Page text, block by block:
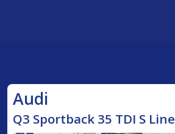
Audi
Q3 Sportback 35 TDI S Line